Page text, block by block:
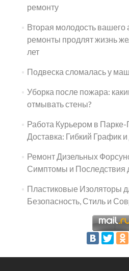
ремонту
Вторая молодость вашего
ремонты продлят жизнь
лет
Подвеска сломалась у
Уборка после пожара:
отмывать стены?
Работа Курьером в
Доставка: Гибкий График
Ремонт Дизельных
Симптомы и Последствия
Пластиковые Изоляторы
Безопасность, Стиль и